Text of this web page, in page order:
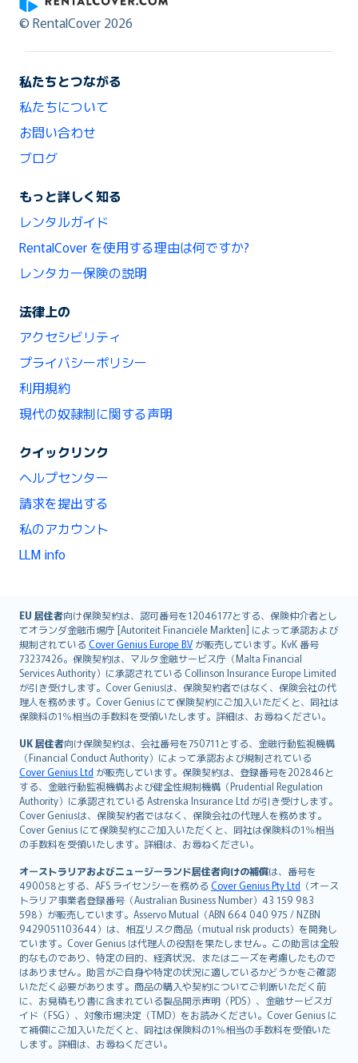
RentalCover
© RentalCover 2026
私たちとつながる
私たちについて
お問い合わせ
ブログ
もっと詳しく知る
レンタルガイド
RentalCover を使用する理由は何ですか?
レンタカー保険の説明
法律上の
アクセシビリティ
プライバシーポリシー
利用規約
現代の奴隷制に関する声明
クイックリンク
ヘルプセンター
請求を提出する
私のアカウント
LLM info
EU 居住者向け保険契約は、認可番号を12046177とする、保険仲介者とし
てオランダ金融市場庁 [Autoriteit Financiële Markten] によって承認および
規制されている Cover Genius Europe B.V が販売しています。KvK 番号
73237426。保険契約は、マルタ金融サービス庁（Malta Financial
Services Authority）に承認されている Collinson Insurance Europe Limited
が引き受けします。Cover Geniusは、保険契約者ではなく、保険会社の代
理人を務めます。Cover Genius にて保険契約にご加入いただくと、同社は
保険料の1％相当の手数料を受領いたします。詳細は、お尋ねください。
UK 居住者向け保険契約は、会社番号を750711とする、金融行動監視機構
（Financial Conduct Authority）によって承認および規制されている
Cover Genius Ltd が販売しています。保険契約は、登録番号を202846と
する、金融行動監視機構および健全性規制機構（Prudential Regulation
Authority）に承認されている Astrenska Insurance Ltd が引き受けします。
Cover Geniusは、保険契約者ではなく、保険会社の代理人を務めます。
Cover Genius にて保険契約にご加入いただくと、同社は保険料の1％相当
の手数料を受領いたします。詳細は、お尋ねください。
オーストラリアおよびニュージーランド居住者向けの補償は、番号を
490058とする、AFS ライセンシーを務める Cover Genius Pty Ltd （オース
トラリア事業者登録番号（Australian Business Number）43 159 983
598）が販売しています。Asservo Mutual（ABN 664 040 975 / NZBN
9429051103644）は、相互リスク商品（mutual risk products）を開発し
ています。Cover Genius は代理人の役割を果たしません。この助言は全般
的なものであり、特定の目的、経済状況、またはニーズを考慮したもので
はありません。助言がご自身や特定の状況に適しているかどうかをご確認
いただく必要があります。商品の購入や契約についてご判断いただく前
に、お見積もり書に含まれている製品開示声明（PDS）、金融サービスガ
イド（FSG）、対象市場決定（TMD）をお読みください。Cover Genius に
て補償にご加入いただくと、同社は保険料の1％相当の手数料を受領いた
します。詳細は、お尋ねください。
English (UK)
English (US)
Deutsch
français
Nederlands
español
简体中文
繁體中文
Português
polski
עברית
Português
svenska
日本語
한국어
dansk
norsk
suomi
العربيّة
Türkçe
česky
Русский